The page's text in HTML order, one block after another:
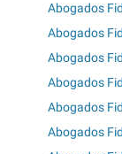
Abogados
Abogados
Abogados
Abogados
Abogados
Abogados